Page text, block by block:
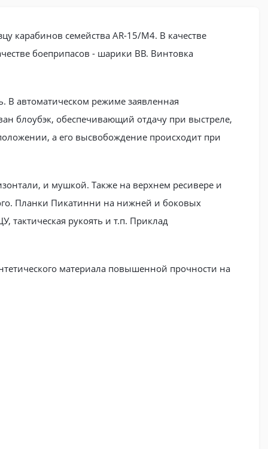
карабинов семейства AR-15/M4. В качестве
боеприпасов - шарики ВВ. Винтовка
В автоматическом режиме заявленная
блоубэк, обеспечивающий отдачу при выстреле,
а его высвобождение происходит при
и мушкой. Также на верхнем ресивере и
Планки Пикатинни на нижней и боковых
тактическая рукоять и т.п. Приклад
материала повышенной прочности на